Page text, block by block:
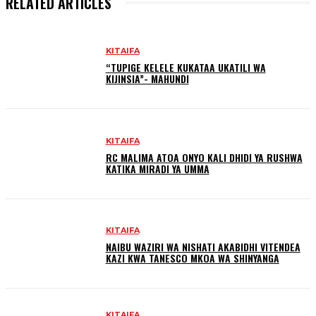
KITAIFA
“TUPIGE KELELE KUKATAA UKATILI WA
KIJINSIA”- MAHUNDI
KITAIFA
RC MALIMA ATOA ONYO KALI DHIDI YA RUSHWA
KATIKA MIRADI YA UMMA
KITAIFA
NAIBU WAZIRI WA NISHATI AKABIDHI VITENDEA
KAZI KWA TANESCO MKOA WA SHINYANGA